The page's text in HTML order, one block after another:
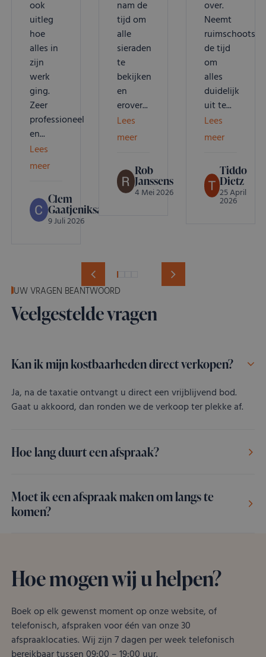
ook
uitleg
hoe
alles in
zijn
werk
ging.
Zeer
professioneel
en...
Lees
meer
Clem
Gaatjeniksaan
9 Juli 2026
nam de
tijd om
alle
sieraden
te
bekijken
en
erover...
Lees
meer
Rob
Janssens
4 Mei 2026
over.
Neemt
ruimschoots
de tijd
om
alles
duidelijk
uit te...
Lees
meer
Tiddo
Dietz
25 April
2026
UW VRAGEN BEANTWOORD
Veelgestelde vragen
Kan ik mijn kostbaarheden direct verkopen?
Ja, na de taxatie ontvangt u direct een vrijblijvend bod.
Gaat u akkoord, dan ronden we de verkoop ter plekke af.
Hoe lang duurt een afspraak?
Moet ik een afspraak maken om langs te
komen?
Hoe mogen wij u helpen?
Boek op elk gewenst moment op onze website, of
telefonisch, afspraken voor één van onze 30
afspraaklocaties. Wij zijn 7 dagen per week telefonisch